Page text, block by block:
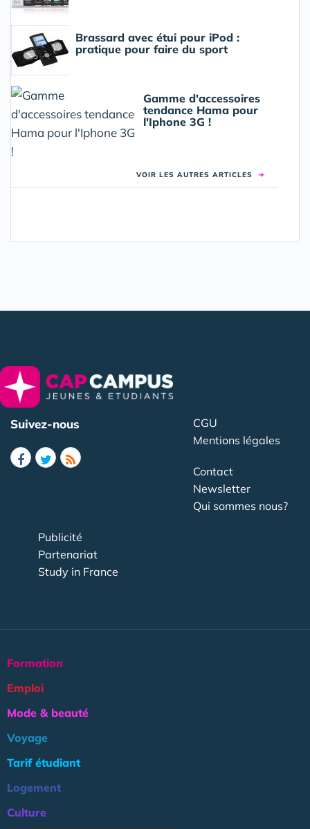
Brassard avec étui pour iPod :
pratique pour faire du sport
Gamme d'accessoires
tendance Hama pour
l'Iphone 3G !
VOIR LES AUTRES ARTICLES ➜
Suivez-nous
CGU
Mentions légales
Contact
Newsletter
Qui sommes nous?
Publicité
Partenariat
Study in France
Formation
Emploi
Mode & beauté
Voyage
Tarif étudiant
Logement
Culture